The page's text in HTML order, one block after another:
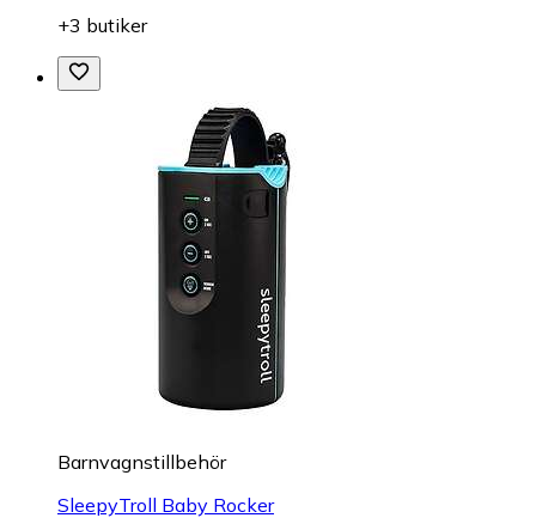
+3 butiker
Barnvagnstillbehör
SleepyTroll Baby Rocker